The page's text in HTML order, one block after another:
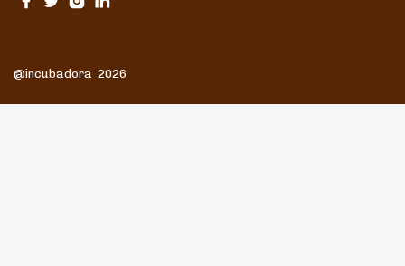
@incubadora 2026